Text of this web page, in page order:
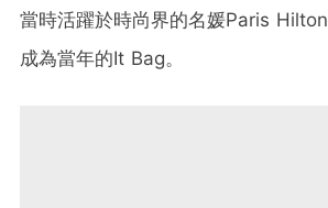
當時活躍於時尚界的名媛Paris Hilton
成為當年的It Bag。